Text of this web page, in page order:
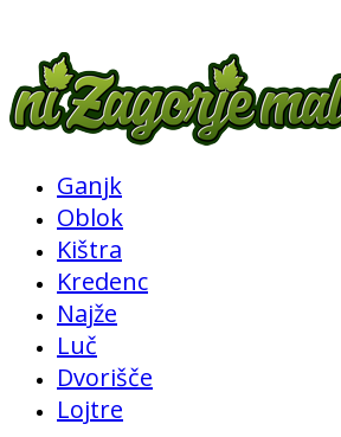
Ganjk
Oblok
Kištra
Kredenc
Najže
Luč
Dvorišče
Lojtre